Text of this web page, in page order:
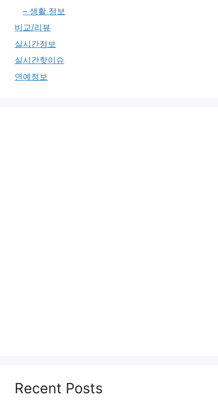
– 생활 정보
비교/리뷰
실시간정보
실시간핫이슈
연예정보
Recent Posts